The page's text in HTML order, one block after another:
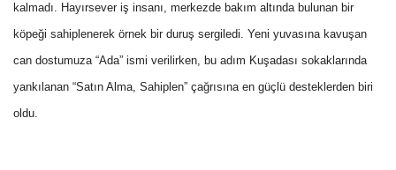
kalmadı. Hayırsever iş insanı, merkezde bakım altında bulunan bir
köpeği sahiplenerek örnek bir duruş sergiledi. Yeni yuvasına kavuşan
can dostumuza “Ada” ismi verilirken, bu adım Kuşadası sokaklarında
yankılanan “Satın Alma, Sahiplen” çağrısına en güçlü desteklerden biri
oldu.